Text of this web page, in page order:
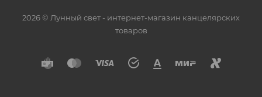
2026 © Лунный свет - интернет-магазин канцелярских
товаров